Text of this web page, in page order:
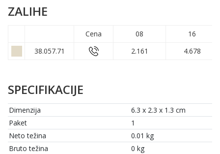
ZALIHE
Cena 08
16
38.057.71
2.161 4.678
SPECIFIKACIJE
Dimenzija
6.3 x 2.3 x 1.3 cm
Paket
1
Neto težina
0.01 kg
Bruto težina
0 kg